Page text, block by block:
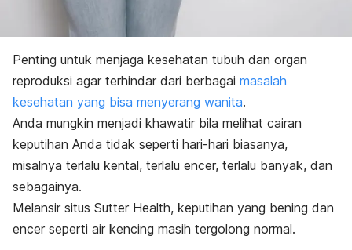
Penting untuk menjaga kesehatan tubuh dan organ
reproduksi agar terhindar dari berbagai masalah
kesehatan yang bisa menyerang wanita.
Anda mungkin menjadi khawatir bila melihat cairan
keputihan Anda tidak seperti hari-hari biasanya,
misalnya terlalu kental, terlalu encer, terlalu banyak, dan
sebagainya.
Melansir situs Sutter Health, keputihan yang bening dan
encer seperti air kencing masih tergolong normal.